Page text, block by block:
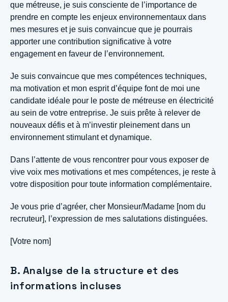
que métreuse, je suis consciente de l’importance de
prendre en compte les enjeux environnementaux dans
mes mesures et je suis convaincue que je pourrais
apporter une contribution significative à votre
engagement en faveur de l’environnement.
Je suis convaincue que mes compétences techniques,
ma motivation et mon esprit d’équipe font de moi une
candidate idéale pour le poste de métreuse en électricité
au sein de votre entreprise. Je suis prête à relever de
nouveaux défis et à m’investir pleinement dans un
environnement stimulant et dynamique.
Dans l’attente de vous rencontrer pour vous exposer de
vive voix mes motivations et mes compétences, je reste à
votre disposition pour toute information complémentaire.
Je vous prie d’agréer, cher Monsieur/Madame [nom du
recruteur], l’expression de mes salutations distinguées.
[Votre nom]
B. Analyse de la structure et des
informations incluses